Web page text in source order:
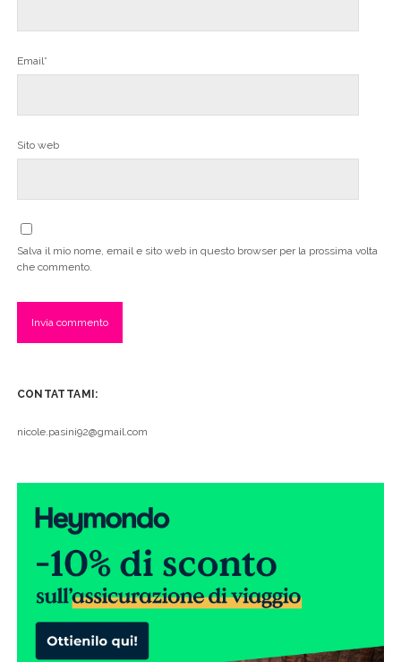
Email*
Sito web
Salva il mio nome, email e sito web in questo browser per la prossima volta
che commento.
CONTATTAMI:
nicole.pasini92@gmail.com